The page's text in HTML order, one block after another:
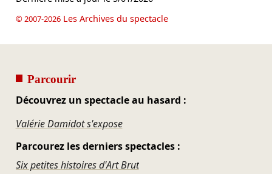
© 2007-2026Les Archives du spectacle
Parcourir
Découvrez un spectacle au hasard :
Valérie Damidot s'expose
Parcourez les derniers spectacles :
Six petites histoires d'Art Brut